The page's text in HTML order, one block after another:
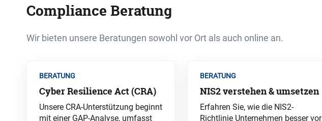
Compliance Beratung
Wir bieten unsere Beratungen sowohl vor Ort als auch online an.
BERATUNG
Cyber Resilience Act (CRA)
Unsere CRA-Unterstützung beginnt
mit einer GAP-Analyse, umfasst
BERATUNG
NIS2 verstehen & umsetzen
Erfahren Sie, wie die NIS2-
Richtlinie Unternehmen besser vor